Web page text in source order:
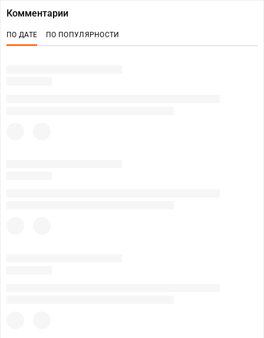
Комментарии
ПО ДАТЕ ПО ПОПУЛЯРНОСТИ